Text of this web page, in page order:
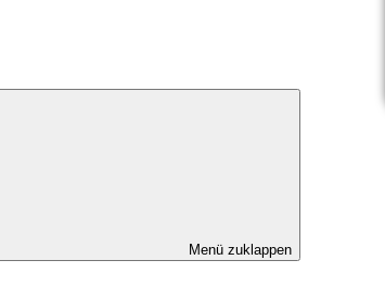
Menü zuklappen